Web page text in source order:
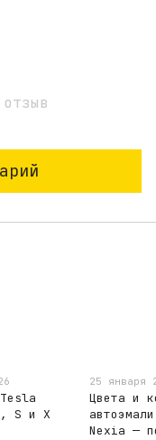
S и X
25 января
Цвета и
Nexia —